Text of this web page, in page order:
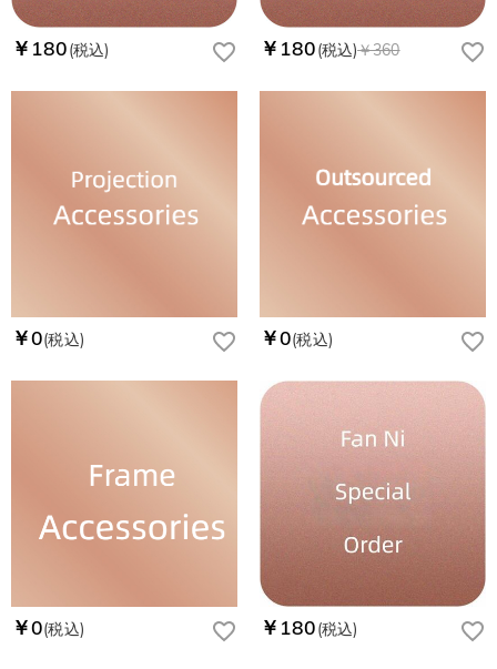
￥180(税込) ￥180(税込)￥360
￥0(税込) ￥0(税込)
￥0(税込) ￥180(税込)